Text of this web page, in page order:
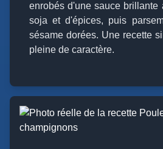
enrobés d'une sauce brillante
soja et d'épices, puis
sésame dorées. Une recette
pleine de caractère.